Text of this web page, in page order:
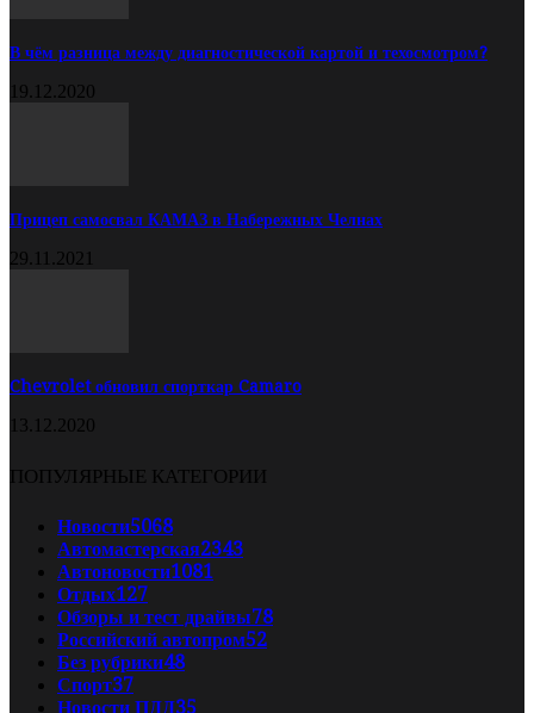
В чём разница между диагностической картой и техосмотром?
19.12.2020
Прицеп самосвал КАМАЗ в Набережных Челнах
29.11.2021
Chevrolet обновил спорткар Camaro
13.12.2020
ПОПУЛЯРНЫЕ КАТЕГОРИИ
Новости5068
Автомастерская2343
Автоновости1081
Отдых127
Обзоры и тест драйвы78
Российский автопром52
Без рубрики48
Спорт37
Новости ПДД35